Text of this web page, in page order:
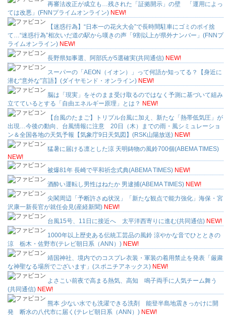
再審法改正が成立も…残された「証拠開示」の壁 「運用によっ
ては改悪」(FNNプライムオンライン) NEW!
【迷惑行為】“日本一の花火大会”で長時間駐車にゴミのポイ捨
て…“迷惑行為”相次いだ道の駅から嘆きの声「9割以上が県外ナンバー」(FNNプ
ライムオンライン) NEW!
長野県知事選、阿部氏が5選確実(共同通信) NEW!
スーパーの「AEON（イオン）」って何語か知ってる？【身近に
潜む“意外な”言語】(ダイヤモンド・オンライン) NEW!
脳は「現実」をそのまま受け取るのではなく予測に基づいて組み
立てているとする「自由エネルギー原理」とは？ NEW!
【台風のたまご】トリプル台風に加え、新たな「熱帯低気圧」が
出現…今後の動向、台風情報に注意 20日（木）までの雨・風シミュレーショ
ン＆全国各地の天気予報【気象庁9日天気図】(RSK山陽放送) NEW!
猛暑に届ける凛とした涼 天明鋳物の風鈴700個(ABEMA TIMES)
NEW!
被爆81年 長崎で平和祈念式典(ABEMA TIMES) NEW!
酒酔い運転し男性はねたか 男逮捕(ABEMA TIMES) NEW!
尖閣周辺「予断許さぬ状況」「新たな観点で能力強化」海保・宮
沢康一新長官が就任会見(産経新聞) NEW!
台風15号、11日に接近へ 太平洋西寄りに進む(共同通信) NEW!
1000年以上歴史ある伝統工芸品の風鈴 涼やかな音でひとときの
涼 栃木・佐野市(テレビ朝日系（ANN）) NEW!
靖国神社、境内でのコスプレ衣装・軍装の着用禁止を発表「厳粛
な神聖なる場所でございます」(スポニチアネックス) NEW!
よさこい前夜で高まる熱気、高知 鳴子両手に人気チーム舞う
(共同通信) NEW!
熊本 少ない水でも洗濯できる洗剤 能登半島地震きっかけに開
発 断水の八代市に届く(テレビ朝日系（ANN）) NEW!